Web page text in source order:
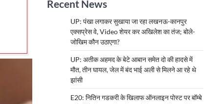
Recent News
UP: पंखा लगाकर सुखाया जा रहा लखनऊ-कानपुर
एक्सप्रेस वे, Video शेयर कर अखिलेश का तंज; बोले-
जोखिम कौन उठाएगा?
UP: अतीक अहमद के बेटे आबान समेत दो की हादसे में
मौत, तीन घायल, जेल में बंद भाई अली से मिलने आ रहे थे
झांसी
E20: नितिन गडकरी के खिलाफ ऑनलाइन पोस्ट पर बॉम्बे